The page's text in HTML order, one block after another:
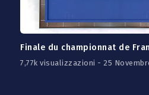
7,77k visualizzazioni - 25